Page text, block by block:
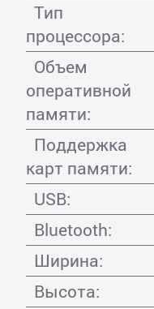
Тип
процессора:
Объем
оперативной
памяти:
Поддержка
карт памяти:
USB:
Bluetooth:
Ширина:
Высота: